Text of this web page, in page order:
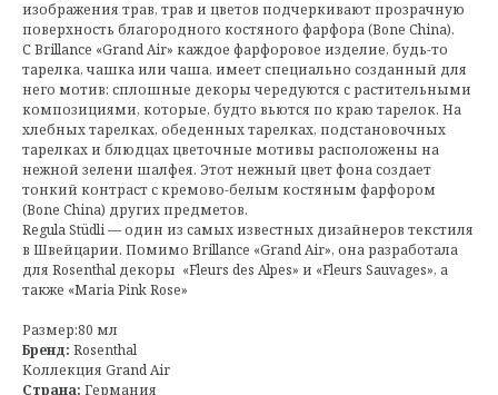
изображения трав, трав и цветов подчеркивают прозрачную
поверхность благородного костяного фарфора (Bone China).
С Brillance «Grand Air» каждое фарфоровое изделие, будь-то
тарелка, чашка или чаша, имеет специально созданный для
него мотив: сплошные декоры чередуются с растительными
композициями, которые, будто вьются по краю тарелок. На
хлебных тарелках, обеденных тарелках, подстановочных
тарелках и блюдцах цветочные мотивы расположены на
нежной зелени шалфея. Этот нежный цвет фона создает
тонкий контраст с кремово-белым костяным фарфором
(Bone China) других предметов.
Regula Stüdli — один из самых известных дизайнеров текстиля
в Швейцарии. Помимо Brillance «Grand Air», она разработала
для Rosenthal декоры «Fleurs des Alpes» и «Fleurs Sauvages», а
также «Maria Pink Rose»
Размер:80 мл
Бренд: Rosenthal
Коллекция Grand Air
Страна: Германия